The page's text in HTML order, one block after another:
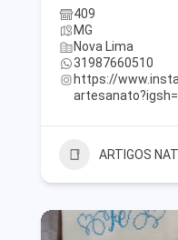
409
MG
Nova Lima
31987660510
https://
ARTIGOS